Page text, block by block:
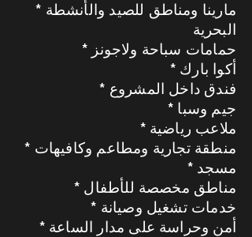
* مارينا ومناطق للصيد والأنشطة
البحرية
* حمامات سباحة ولاجونز
* أكوا بارك
* فندق داخل المشروع
* جيم وسبا
* ملاعب رياضية
* منطقة تجارية ومطاعم وكافيهات
* مسجد
* مناطق مخصصة للأطفال
* خدمات تشغيل وصيانة
* أمن وحراسة على مدار الساعة